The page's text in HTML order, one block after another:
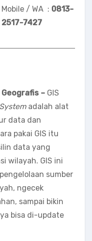
Mobile / WA : 0813-
2517-7427
– GIS
adalah alat
data dan
pakai GIS itu
data yang
wilayah. GIS ini
sumber
ngecek
sampai bikin
bisa di-update